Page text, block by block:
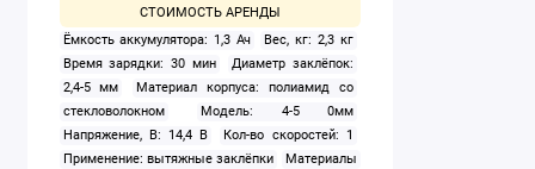
Ёмкость аккумулятора: 1,3 Ач
Вес, кг: 2,3 кг
Время зарядки: 30 мин
Диаметр заклёпок:
2,4-5 мм
Материал корпуса: полиамид со
стекловолокном
Модель: 4-5 0мм
Напряжение, В: 14,4 В
Кол-во скоростей: 1
Применение: вытяжные заклёпки
Материалы